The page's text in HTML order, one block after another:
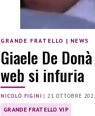
GRANDE FRATELLO | NEWS
Giaele De
web si infuria
NICOLÒ FIGINI | 21 OTTOBRE
GRANDE FRATELLO VIP